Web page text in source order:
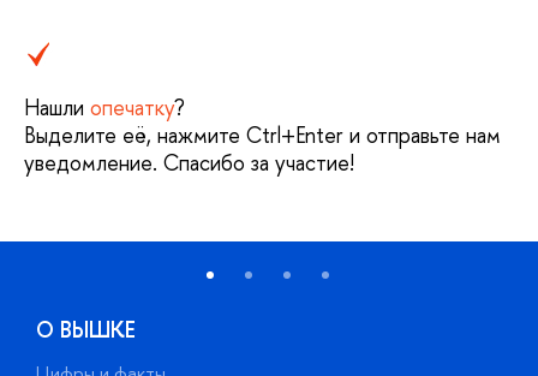
Нашли опечатку?
Выделите её, нажмите Ctrl+Enter и отправьте нам
уведомление. Спасибо за участие!
О ВЫШКЕ